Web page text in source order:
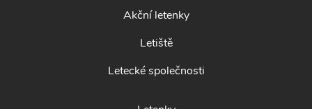
Akční letenky
Letiště
Letecké společnosti